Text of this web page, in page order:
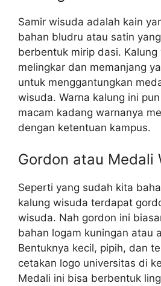
Samir wisuda adalah kain
bahan bludru atau satin
berbentuk mirip dasi. Kalung
melingkar dan memanjang
untuk menggantungkan
wisuda. Warna kalung ini
macam kadang warnanya
dengan ketentuan kampus.
Gordon atau Medali
Seperti yang sudah kita
kalung wisuda terdapat
wisuda. Nah gordon ini
bahan logam kuningan atau
Bentuknya kecil, pipih, dan
cetakan logo universitas di
Medali ini bisa berbentuk